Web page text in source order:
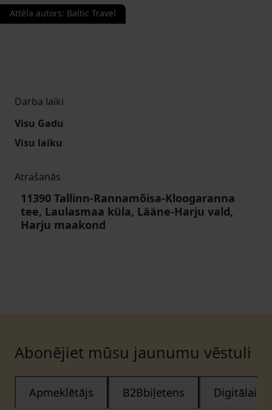
Attēla autors: Baltic Travel
Darba laiki
Visu Gadu
Visu laiku
Atrašanās
11390 Tallinn-Rannamõisa-Kloogaranna
tee, Laulasmaa küla, Lääne-Harju vald,
Harju maakond
Abonējiet mūsu jaunumu vēstuli
Apmeklētājs B2Bbiļetens Digitālais